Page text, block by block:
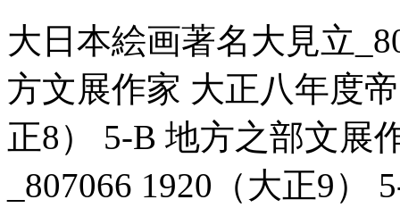
大日本絵画著名大見立
方文展作家 大正八年度
正8） 5-B 地方之部文展
_807066 1920（大正9